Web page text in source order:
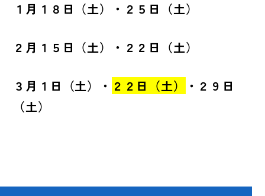
１月１８日（土）・２５日（土）
２月１５日（土）・２２日（土）
３月１日（土）・ ２２日（土）
・２９日
（土）